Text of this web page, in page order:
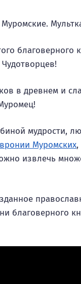
благоверного
в древнем и
мудрости,
Муромских
извлечь
благоверного